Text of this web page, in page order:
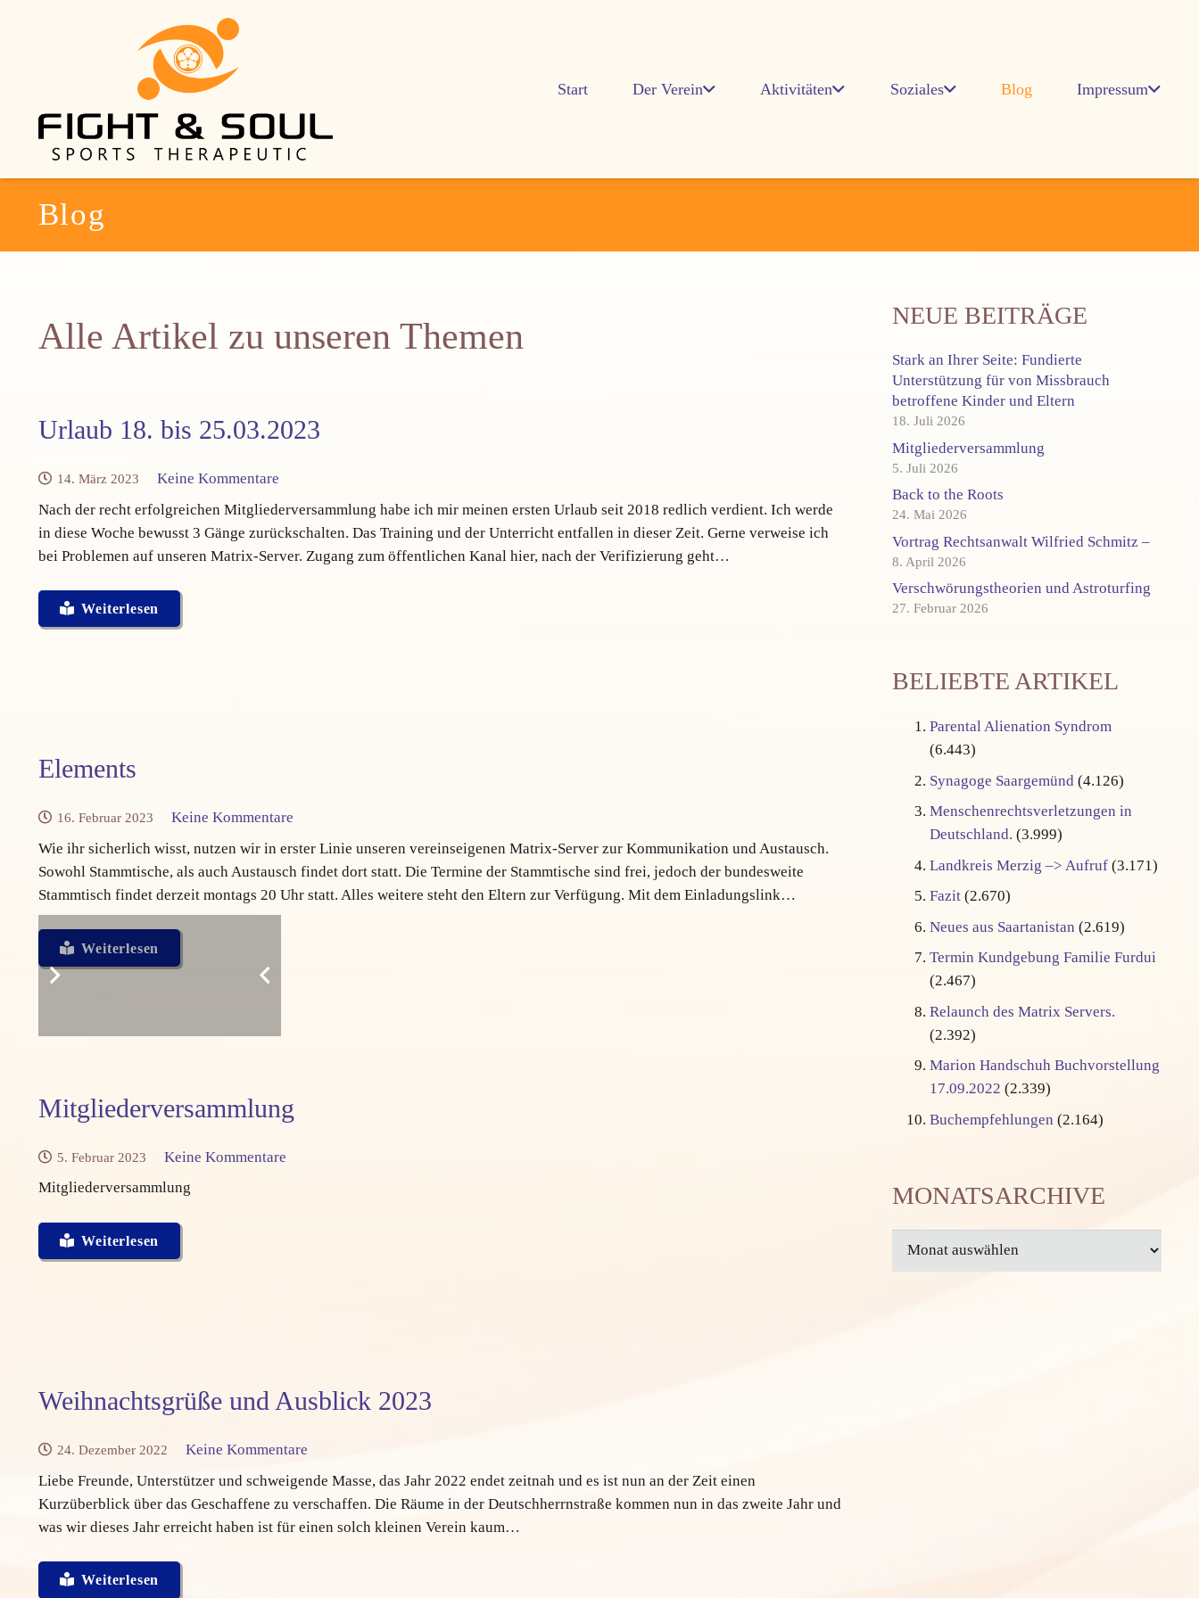
Start Der Verein Aktivitäten Soziales Blog Impressum
Blog
Alle Artikel zu unseren Themen
Urlaub 18. bis 25.03.2023
14. März 2023
Keine Kommentare
Nach der recht erfolgreichen Mitgliederversammlung habe ich mir meinen ersten Urlaub seit 2018 redlich verdient. Ich werde
in diese Woche bewusst 3 Gänge zurückschalten. Das Training und der Unterricht entfallen in dieser Zeit. Gerne verweise ich
bei Problemen auf unseren Matrix-Server. Zugang zum öffentlichen Kanal hier, nach der Verifizierung geht…
Weiterlesen
Elements
16. Februar 2023
Keine Kommentare
Wie ihr sicherlich wisst, nutzen wir in erster Linie unseren vereinseigenen Matrix-Server zur Kommunikation und Austausch.
Sowohl Stammtische, als auch Austausch findet dort statt. Die Termine der Stammtische sind frei, jedoch der bundesweite
Stammtisch findet derzeit montags 20 Uhr statt. Alles weitere steht den Eltern zur Verfügung. Mit dem Einladungslink…
Weiterlesen
Mitgliederversammlung
5. Februar 2023
Keine Kommentare
Mitgliederversammlung
Weiterlesen
Weihnachtsgrüße und Ausblick 2023
24. Dezember 2022
Keine Kommentare
Liebe Freunde, Unterstützer und schweigende Masse, das Jahr 2022 endet zeitnah und es ist nun an der Zeit einen
Kurzüberblick über das Geschaffene zu verschaffen. Die Räume in der Deutschherrnstraße kommen nun in das zweite Jahr und
was wir dieses Jahr erreicht haben ist für einen solch kleinen Verein kaum…
Weiterlesen
NEUE BEITRÄGE
Stark an Ihrer Seite: Fundierte
Unterstützung für von Missbrauch
betroffene Kinder und Eltern
18. Juli 2026
Mitgliederversammlung
5. Juli 2026
Back to the Roots
24. Mai 2026
Vortrag Rechtsanwalt Wilfried Schmitz –
8. April 2026
Verschwörungstheorien und Astroturfing
27. Februar 2026
BELIEBTE ARTIKEL
Parental Alienation Syndrom
(6.443)
Synagoge Saargemünd (4.126)
Menschenrechtsverletzungen in
Deutschland. (3.999)
Landkreis Merzig –> Aufruf (3.171)
Fazit (2.670)
Neues aus Saartanistan (2.619)
Termin Kundgebung Familie Furdui
(2.467)
Relaunch des Matrix Servers.
(2.392)
Marion Handschuh Buchvorstellung
17.09.2022 (2.339)
Buchempfehlungen (2.164)
MONATSARCHIVE